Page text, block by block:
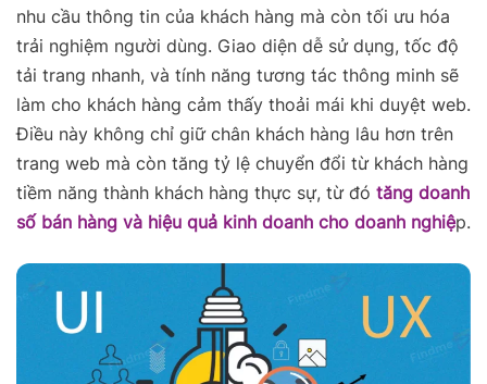
nhu cầu thông tin của khách hàng mà còn tối ưu hóa
trải nghiệm người dùng. Giao diện dễ sử dụng, tốc độ
tải trang nhanh, và tính năng tương tác thông minh sẽ
làm cho khách hàng cảm thấy thoải mái khi duyệt web.
Điều này không chỉ giữ chân khách hàng lâu hơn trên
trang web mà còn tăng tỷ lệ chuyển đổi từ khách hàng
tiềm năng thành khách hàng thực sự, từ đó tăng doanh
số bán hàng và hiệu quả kinh doanh cho doanh nghiệp.